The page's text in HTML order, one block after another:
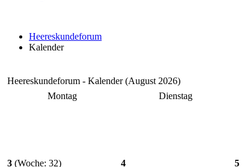
Heereskundeforum
Kalender
Heereskundeforum - Kalender (August 2026)
Montag
Dienstag
3 (Woche: 32) 4 5